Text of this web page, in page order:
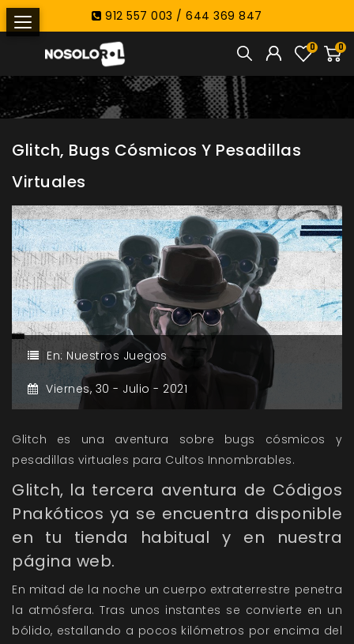
912 557 003 / 644 369 847
0
0
Glitch, Bugs Cósmicos Y Pesadillas
Virtuales
En: Nuestros Juegos
Viernes, 30 - Julio - 2021
Glitch es una aventura sobre bugs cósmicos y
pesadillas virtuales para Cultos Innombrables.
Glitch, la tercera aventura de Códigos
Pnakóticos ya se encuentra disponible
en tu tienda habitual y en nuestra
página web.
En mitad de la noche un cuerpo extraterrestre penetra
la atmósfera. Tras unos instantes se convierte en un
bólido, estallando a pocos kilómetros por encima del